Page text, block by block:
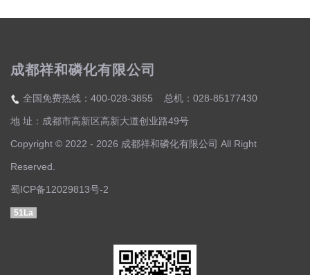
成都祥和磷化有限公司
全国免费热线：400-028-3855 总机：028-85177430
地 址：成都市高新区高新大道创业路49号
Copyright © 2022 - 2026 成都祥和磷化有限公司 All Right
Reserved.
蜀ICP备12029813号-2
51La